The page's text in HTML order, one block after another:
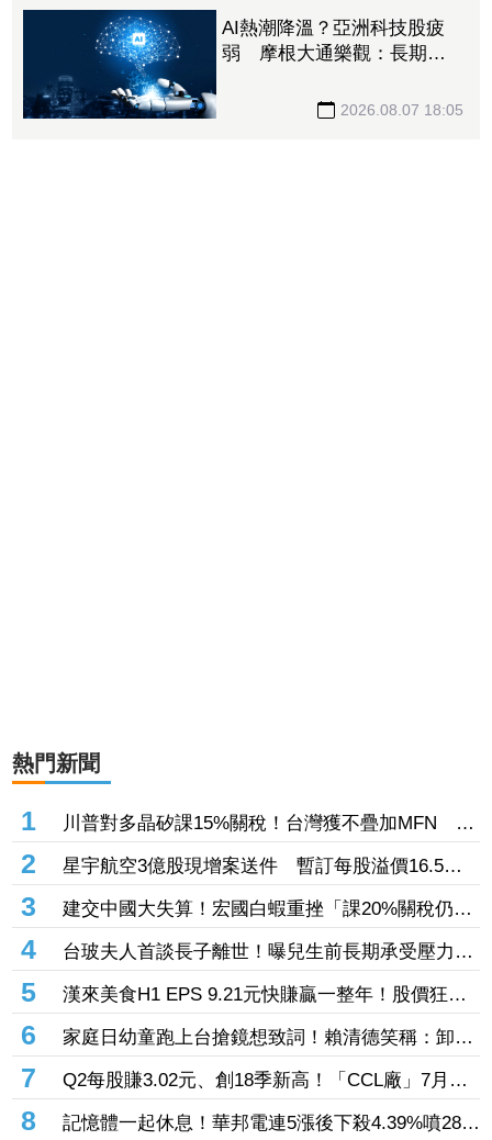
AI熱潮降溫？亞洲科技股疲
弱 摩根大通樂觀：長期投
2026.08.07 18:05
熱門新聞
1
川普對多晶矽課15%關稅！台灣獲不疊加MFN 行
政院：對台影響有限
2
星宇航空3億股現增案送件 暫訂每股溢價16.5
元、預計募資49.5億元
3
建交中國大失算！宏國白蝦重挫「課20%關稅仍要
賣台灣」 外媒曝出口量差4倍
4
台玻夫人首談長子離世！曝兒生前長期承受壓力
喪子後她悲痛足不出戶
5
漢來美食H1 EPS 9.21元快賺贏一整年！股價狂飆
7％創3年來新高 「最難訂Buffet」瘋狂吸金
6
家庭日幼童跑上台搶鏡想致詞！賴清德笑稱：卸任
後再交棒給你
7
Q2每股賺3.02元、創18季新高！「CCL廠」7月營
收創近4年高 AI伺服器助攻下半年成長
8
記憶體一起休息！華邦電連5漲後下殺4.39%噴286